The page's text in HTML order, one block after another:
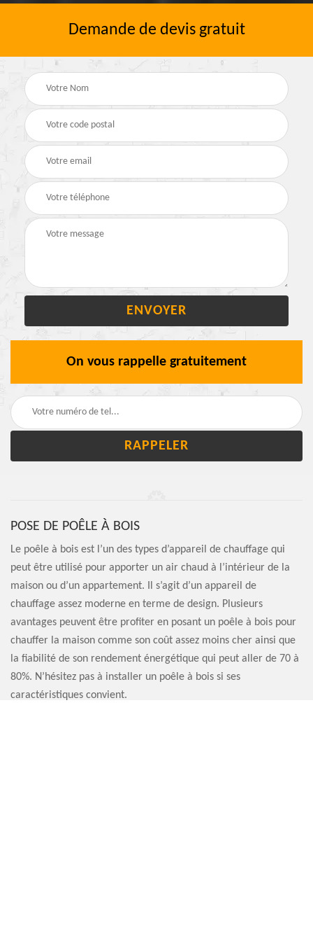
Demande de devis gratuit
On vous rappelle gratuitement
POSE DE POÊLE À BOIS
Le poêle à bois est l’un des types d’appareil de chauffage qui
peut être utilisé pour apporter un air chaud à l’intérieur de la
maison ou d’un appartement. Il s’agit d’un appareil de
chauffage assez moderne en terme de design. Plusieurs
avantages peuvent être profiter en posant un poêle à bois pour
chauffer la maison comme son coût assez moins cher ainsi que
la fiabilité de son rendement énergétique qui peut aller de 70 à
80%. N’hésitez pas à installer un poêle à bois si ses
caractéristiques convient.